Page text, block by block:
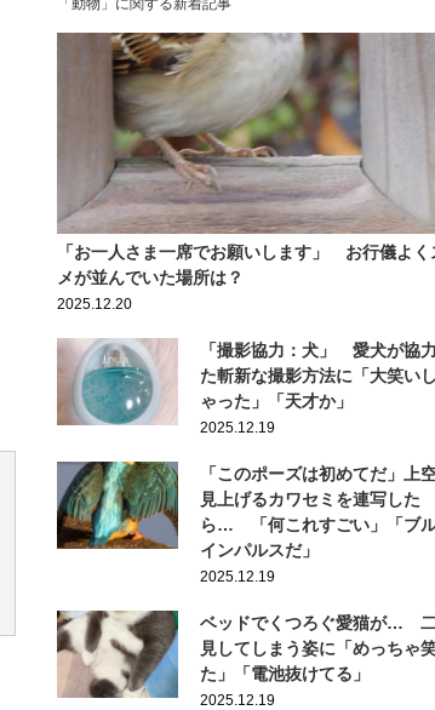
「動物」に関する新着記事
「お一人さま一席でお願いします」 お行儀よく
メが並んでいた場所は？
2025.12.20
「撮影協力：犬」 愛犬が協
た斬新な撮影方法に「大笑い
ゃった」「天才か」
2025.12.19
「このポーズは初めてだ」上
見上げるカワセミを連写した
ら… 「何これすごい」「ブ
インパルスだ」
2025.12.19
ベッドでくつろぐ愛猫が…
見してしまう姿に「めっちゃ
た」「電池抜けてる」
2025.12.19